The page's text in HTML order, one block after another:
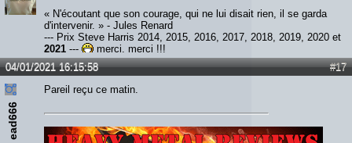
« N'écoutant que son courage, qui ne lui disait rien, il se garda
d'intervenir. » - Jules Renard
--- Prix Steve Harris 2014, 2015, 2016, 2017, 2018, 2019, 2020 et
2021 ---
merci, merci !!!
#17
04/01/2021 16:15:58
ead666
Pareil reçu ce matin.